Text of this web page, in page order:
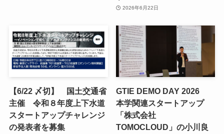
2026年6月22日
【6/22 〆切】 国土交通省
主催 令和８年度上下水道
スタートアップチャレンジ
の発表者を募集
GTIE DEMO DAY 2026
本学関連スタートアップ
「株式会社
TOMOCLOUD」の小川良